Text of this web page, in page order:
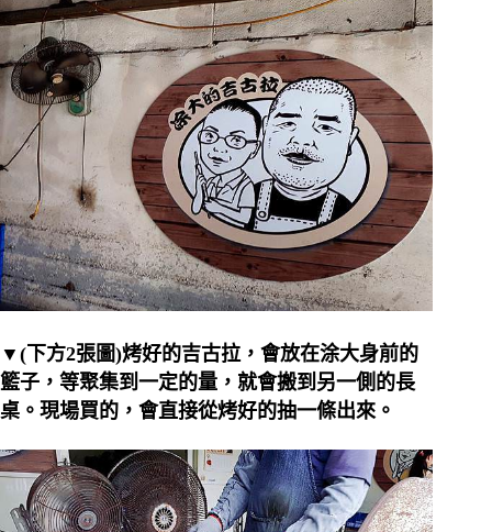
▼(下方2張圖)烤好的吉古拉，會放在涂大身前的
籃子，等聚集到一定的量，就會搬到另一側的長
桌。現場買的，會直接從烤好的抽一條出來。